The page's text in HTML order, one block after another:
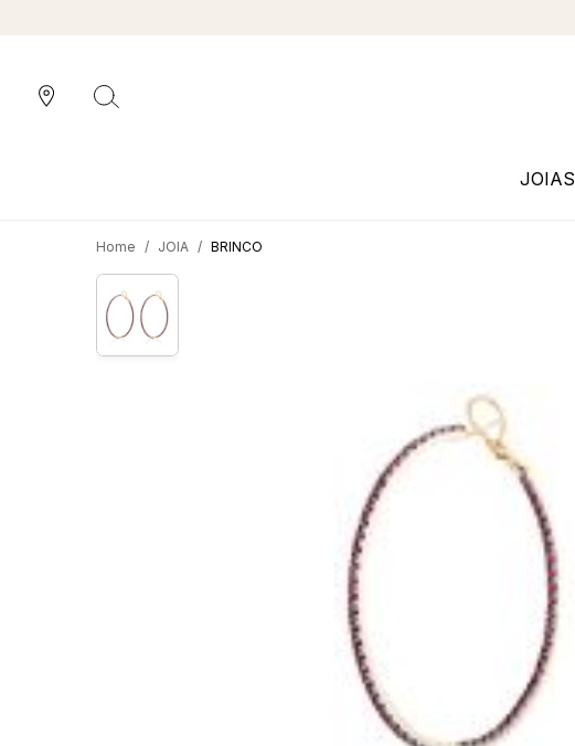
JOIAS
JOIA
BRINCO